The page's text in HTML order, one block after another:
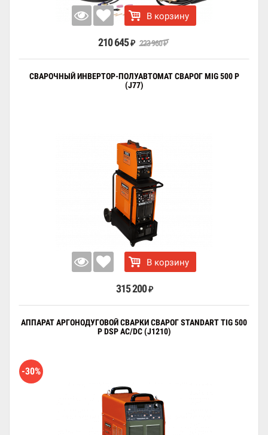
В корзину
210 645 ₽ 223 960₽
СВАРОЧНЫЙ ИНВЕРТОР-ПОЛУАВТОМАТ СВАРОГ MIG 500 P
(J77)
В корзину
315 200 ₽
АППАРАТ АРГОНОДУГОВОЙ СВАРКИ СВАРОГ STANDART TIG 500
P DSP AC/DC (J1210)
-30%